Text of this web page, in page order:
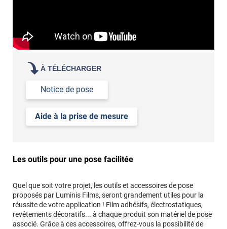
À TÉLÉCHARGER
Notice de pose
Aide à la prise de mesure
Les outils pour une pose facilitée
Quel que soit votre projet, les outils et accessoires de pose
proposés par Luminis Films, seront grandement utiles pour la
réussite de votre application ! Film adhésifs, électrostatiques,
revêtements décoratifs... à chaque produit son matériel de pose
associé. Grâce à ces accessoires, offrez-vous la possibilité de